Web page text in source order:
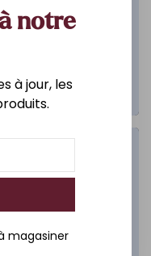
notre
à jour, les
magasiner